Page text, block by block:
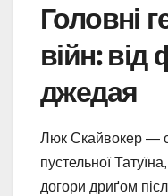
Головні
війн:
джедая
Люк Скайвокер —
пустельної
догори дриґом